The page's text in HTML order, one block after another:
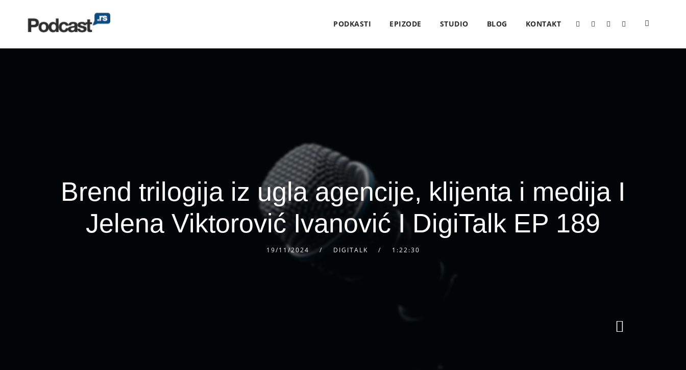
PODKASTI EPIZODE STUDIO BLOG KONTAKT
Brend trilogija iz ugla agencije, klijenta i medija I
Jelena Viktorović Ivanović I DigiTalk EP 189
19/11/2024 DIGITALK 1:22:30